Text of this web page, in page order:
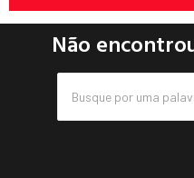
Não